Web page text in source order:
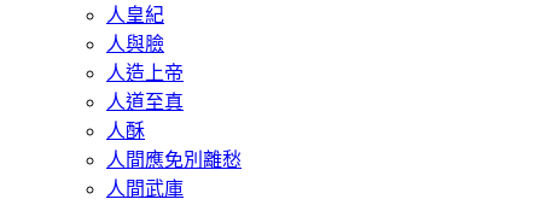
人皇紀
人與臉
人造上帝
人道至真
人酥
人間應免別離愁
人間武庫